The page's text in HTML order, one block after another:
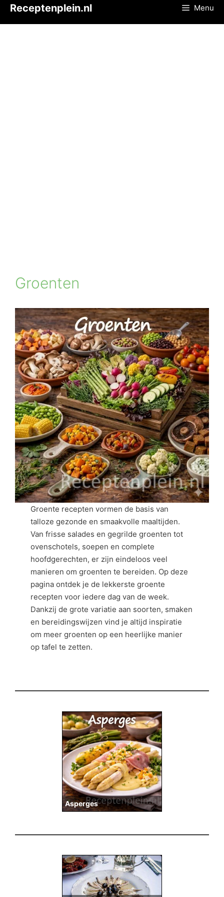
Receptenplein.nl Menu
Groenten
Groente recepten vormen de basis van
talloze gezonde en smaakvolle maaltijden.
Van frisse salades en gegrilde groenten tot
ovenschotels, soepen en complete
hoofdgerechten, er zijn eindeloos veel
manieren om groenten te bereiden. Op deze
pagina ontdek je de lekkerste groente
recepten voor iedere dag van de week.
Dankzij de grote variatie aan soorten, smaken
en bereidingswijzen vind je altijd inspiratie
om meer groenten op een heerlijke manier
op tafel te zetten.
Asperges